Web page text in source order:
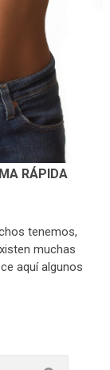
RÁPIDA
tenemos,
muchas
aquí algunos